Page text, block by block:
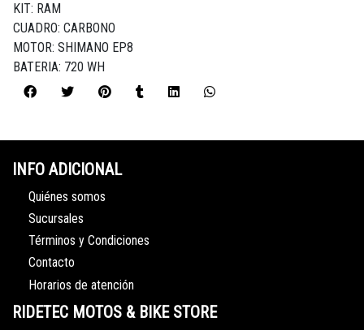
KIT: RAM
CUADRO: CARBONO
MOTOR: SHIMANO EP8
BATERIA: 720 WH
INFO ADICIONAL
Quiénes somos
Sucursales
Términos y Condiciones
Contacto
Horarios de atención
RIDETEC MOTOS & BIKE STORE